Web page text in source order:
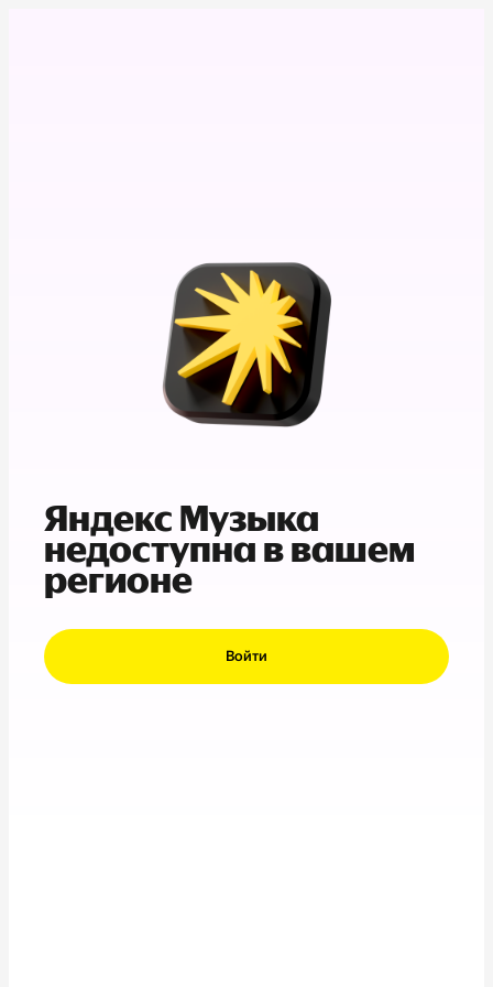
Яндекс Музыка
недоступна в вашем
регионе
Войти